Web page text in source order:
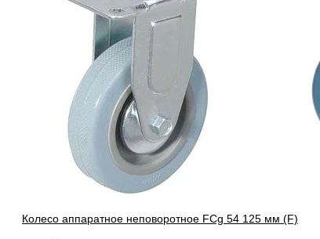
Колесо аппаратное неповоротное FCg 54 125 мм (F)